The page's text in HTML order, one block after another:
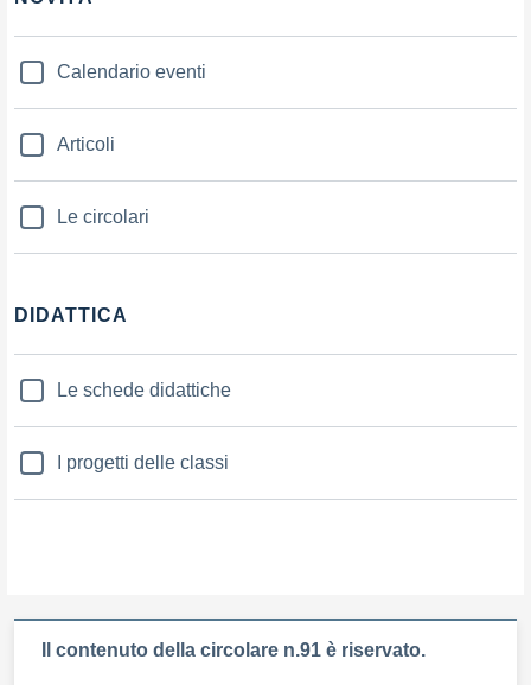
Calendario eventi
Articoli
Le circolari
DIDATTICA
Le schede didattiche
I progetti delle classi
Il contenuto della circolare n.91 è riservato.